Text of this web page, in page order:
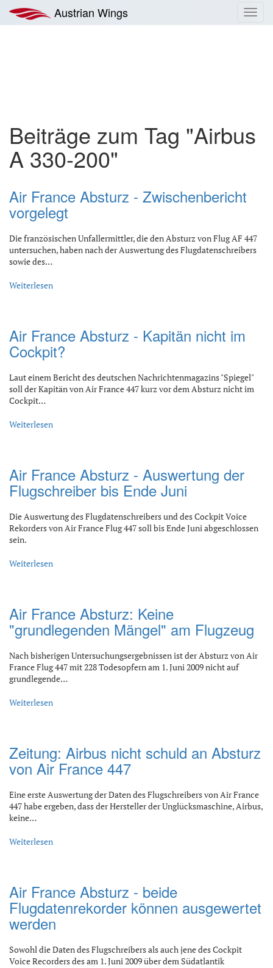
Inhalt
springen
Austrian Wings
Beiträge zum Tag "Airbus
A 330-200"
Air France Absturz - Zwischenbericht
vorgelegt
Die französischen Unfallermittler, die den Absturz von Flug AF 447
untersuchen, haben nach der Auswertung des Flugdatenschreibers
sowie des…
Weiterlesen
Air France Absturz - Kapitän nicht im
Cockpit?
Laut einem Bericht des deutschen Nachrichtenmagazins "Spiegel"
soll der Kapitän von Air France 447 kurz vor dem Absturz nicht im
Cockpit…
Weiterlesen
Air France Absturz - Auswertung der
Flugschreiber bis Ende Juni
Die Auswertung des Flugdatenschreibers und des Cockpit Voice
Rekorders von Air France Flug 447 soll bis Ende Juni abgeschlossen
sein.
Weiterlesen
Air France Absturz: Keine
"grundlegenden Mängel" am Flugzeug
Nach bisherigen Untersuchungsergebnissen ist der Absturz von Air
France Flug 447 mit 228 Todesopfern am 1. Juni 2009 nicht auf
grundlegende…
Weiterlesen
Zeitung: Airbus nicht schuld an Absturz
von Air France 447
Eine erste Auswertung der Daten des Flugschreibers von Air France
447 habe ergeben, dass der Hersteller der Unglücksmaschine, Airbus,
keine…
Weiterlesen
Air France Absturz - beide
Flugdatenrekorder können ausgewertet
werden
Sowohl die Daten des Flugschreibers als auch jene des Cockpit
Voice Recorders des am 1. Juni 2009 über dem Südatlantik